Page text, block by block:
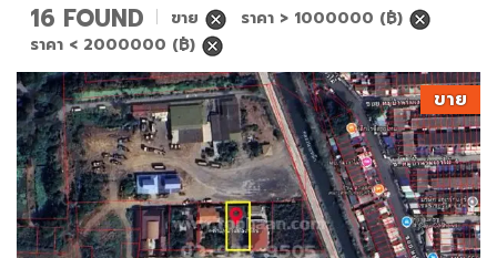
16 FOUND ขาย ราคา > 1000000 (฿)
ราคา < 2000000 (฿)
ขาย